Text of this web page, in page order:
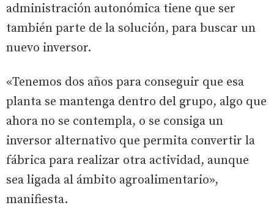
administración autonómica tiene que ser
también parte de la solución, para buscar un
nuevo inversor.
«Tenemos dos años para conseguir que esa
planta se mantenga dentro del grupo, algo que
ahora no se contempla, o se consiga un
inversor alternativo que permita convertir la
fábrica para realizar otra actividad, aunque
sea ligada al ámbito agroalimentario»,
manifiesta.